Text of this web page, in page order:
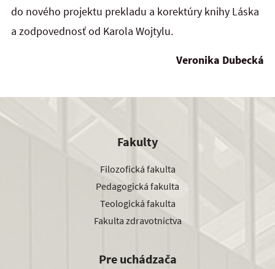
do nového projektu prekladu a korektúry knihy Láska
a zodpovednosť od Karola Wojtylu.
Veronika Dubecká
Fakulty
Filozofická fakulta
Pedagogická fakulta
Teologická fakulta
Fakulta zdravotníctva
Pre uchádzača